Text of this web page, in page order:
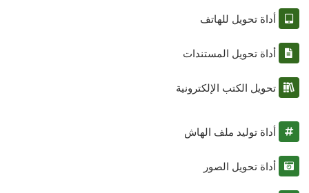
أداة تحويل للهاتف
أداة تحويل المستندات
تحويل الكتب الإلكترونية
أداة توليد ملف الهاش
أداة تحويل الصور